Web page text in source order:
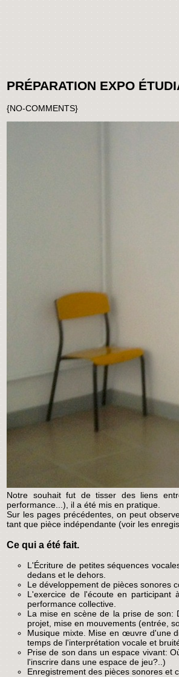
PRÉPARATION EXPO
{NO-COMMENTS}
Notre souhait fut de tisser des liens
performance...), il a été mis en pratique.
Sur les pages précédentes, on peut
tant que pièce indépendante (voir les
Ce qui a été fait.
L'Écriture de petites séquences
dedans et le dehors.
Le développement de pièces sonores
L'exercice de l'écoute en participant
performance collective.
La mise en scène de la prise de son:
projet, mise en mouvements (entrée,
Musique mixte. Mise en œuvre d'une
temps de l'interprétation vocale et
Prise de son dans un espace vivant:
l'inscrire dans une espace de jeu?..)
Enregistrement des pièces sonores et